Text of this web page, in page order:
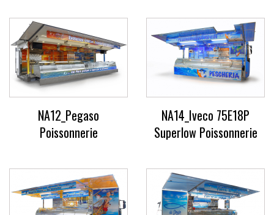
NA12_Pegaso
Poissonnerie
NA14_Iveco 75E18P
Superlow Poissonnerie